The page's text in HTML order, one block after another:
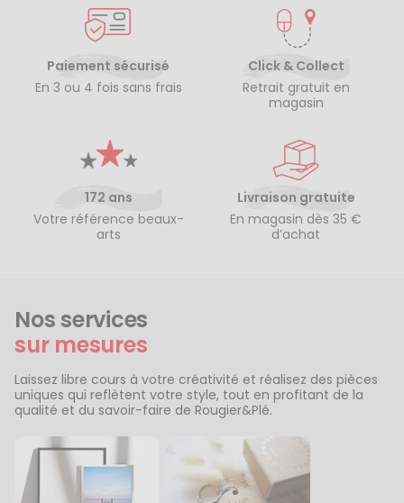
Paiement sécurisé
En 3 ou 4 fois sans frais
Click & Collect
Retrait gratuit en
magasin
172 ans
Votre référence beaux-
arts
Livraison gratuite
En magasin dès 35 €
d’achat
Nos services
sur mesures
Laissez libre cours à votre créativité et réalisez des pièces
uniques qui reflètent votre style, tout en profitant de la
qualité et du savoir-faire de Rougier&Plé.